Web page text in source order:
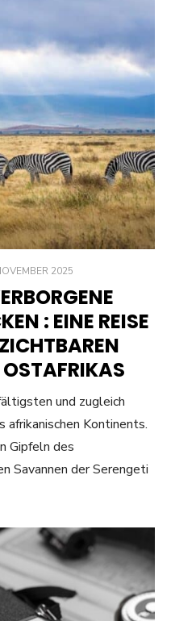
2025
: EINE REISE
und zugleich
Kontinents.
Gipfeln des
Savannen der Serengeti